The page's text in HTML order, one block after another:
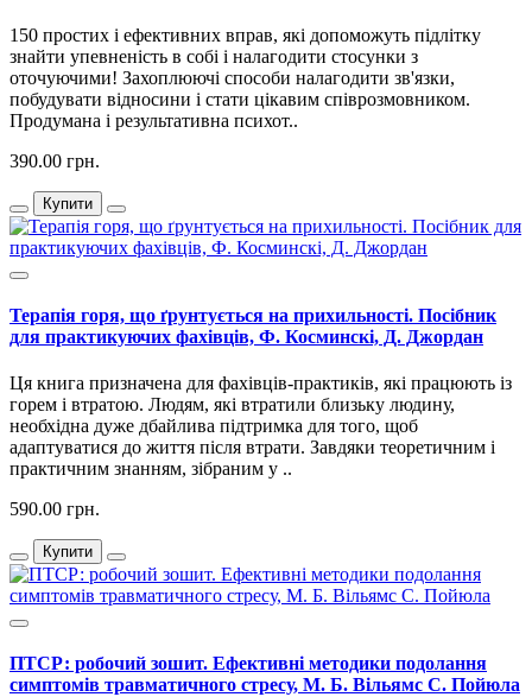
150 простих і ефективних вправ, які допоможуть підлітку
знайти упевненість в собі і налагодити стосунки з
оточуючими! Захоплюючі способи налагодити зв'язки,
побудувати відносини і стати цікавим співрозмовником.
Продумана і результативна психот..
390.00 грн.
Купити
Терапія горя, що ґрунтується на прихильності. Посібник
для практикуючих фахівців, Ф. Косминскі, Д. Джордан
Ця книга призначена для фахівців-практиків, які працюють із
горем і втратою. Людям, які втратили близьку людину,
необхідна дуже дбайлива підтримка для того, щоб
адаптуватися до життя після втрати. Завдяки теоретичним і
практичним знанням, зібраним у ..
590.00 грн.
Купити
ПТСР: робочий зошит. Ефективні методики подолання
симптомів травматичного стресу, М. Б. Вільямс С. Пойюла